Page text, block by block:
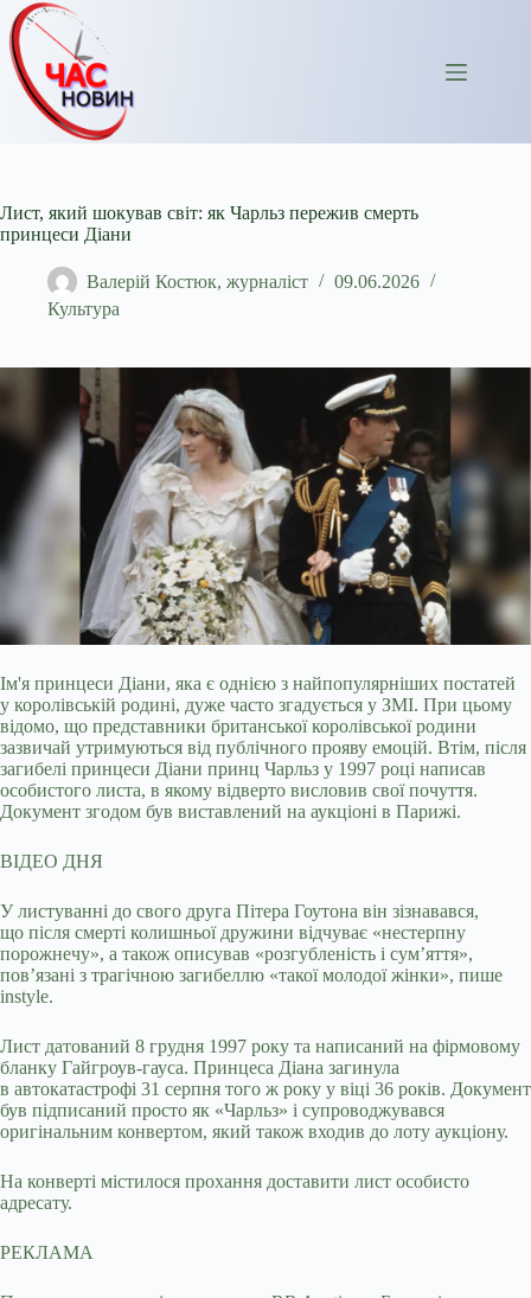
Перейти
до
вмісту
Лист, який шокував світ: як Чарльз пережив смерть
принцеси Діани
Валерій Костюк, журналіст
09.06.2026
Культура
Ім'я принцеси Діани, яка є однією з найпопулярніших постатей
у королівській родині, дуже часто згадується у ЗМІ. При цьому
відомо, що представники британськоїкоролівської родини
зазвичай утримуються від публічного прояву емоцій. Втім, після
загибелі принцеси Діани принц Чарльз у 1997 році написав
особистого листа, в якому відверто висловив свої почуття.
Документ згодом був виставлений на аукціоні в Парижі.
ВІДЕО ДНЯ
У листуванні до свого друга Пітера Гоутона він зізнавався,
що після смерті колишньої дружини відчуває «нестерпну
порожнечу», а також описував «розгубленість і сум’яття»,
пов’язані з трагічною загибеллю «такої молодої жінки», пише
instyle.
Лист датований 8 грудня 1997 року та написаний на фірмовому
бланку Гайгроув-гауса. Принцеса Діана загинула
в автокатастрофі 31 серпня того ж року у віці 36 років. Документ
був підписаний просто як «Чарльз» і супроводжувався
оригінальним конвертом, який також входив до лоту аукціону.
На конверті містилося прохання доставити лист особисто
адресату.
РЕКЛАМА